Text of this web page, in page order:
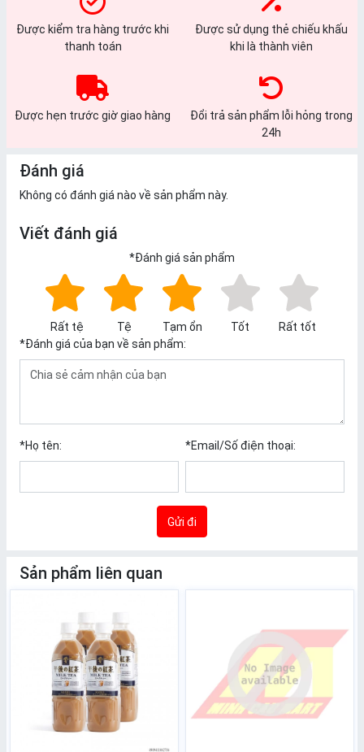
Được kiểm tra hàng trước khi
thanh toán
Được sử dụng thẻ chiếu khấu
khi là thành viên
Được hẹn trước giờ giao hàng
Đổi trả sản phẩm lỗi hỏng trong
24h
Đánh giá
Không có đánh giá nào về sản phẩm này.
Viết đánh giá
*Đánh giá sản phẩm
Rất tệ Tệ Tạm ổn Tốt
Rất tốt
*Đánh giá của bạn về sản phẩm:
*Họ tên: *Email/Số điện thoại:
Gửi đi
Sản phẩm liên quan